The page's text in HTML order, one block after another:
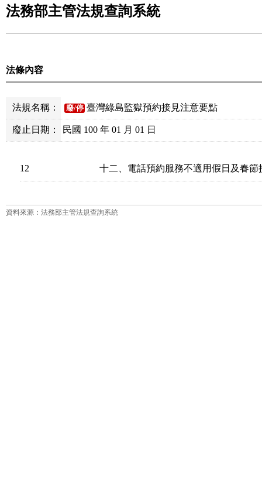
法務部主管法規查詢系統
法條內容
法規名稱： 廢/停 臺灣綠島監獄預約接見注意要點
廢止日期： 民國 100 年 01 月 01 日
12 十二、電話預約服務不適用假日及春節
資料來源：法務部主管法規查詢系統